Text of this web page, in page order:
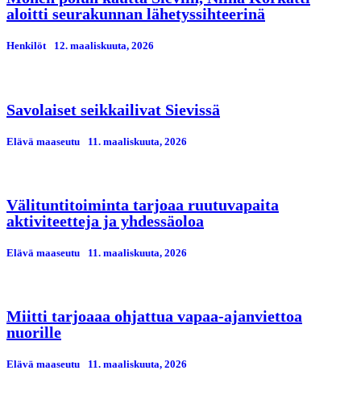
aloitti seurakunnan lähetyssihteerinä
Henkilöt 12. maaliskuuta, 2026
Savolaiset seikkailivat Sievissä
Elävä maaseutu 11. maaliskuuta, 2026
Välituntitoiminta tarjoaa ruutuvapaita
aktiviteetteja ja yhdessäoloa
Elävä maaseutu 11. maaliskuuta, 2026
Miitti tarjoaaa ohjattua vapaa-ajanviettoa
nuorille
Elävä maaseutu 11. maaliskuuta, 2026